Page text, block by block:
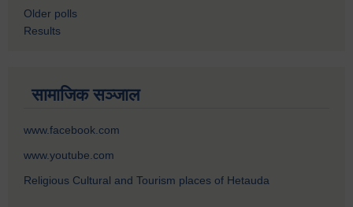
Older polls
Results
सामाजिक सञ्जाल
www.facebook.com
www.youtube.com
Religious Cultural and Tourism places of Hetauda